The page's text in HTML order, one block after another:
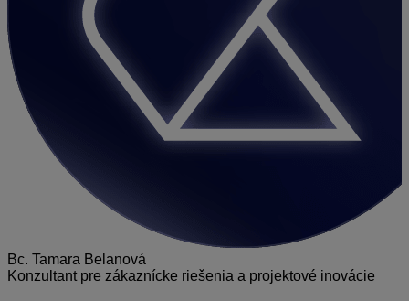
Bc. Tamara Belanová
Konzultant pre zákaznícke riešenia a projektové inovácie